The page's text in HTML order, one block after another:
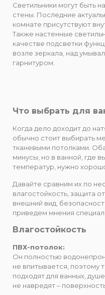
Светильники могут быть
стены. Последние
комнате присутствуют
Также настенные
качестве подсветки
возле зеркала, над
гарнитуром.
Что выбрать для
Когда дело доходит до
обычно стоит выбирать
тканевыми потолками.
минусы, но в ванной, где
температур, нужно
Давайте сравним их по
влагостойкость, защита
внешний вид,
приведем мнения
Влагостойкость
ПВХ-потолок:
Он полностью
не впитывается, поэтому
подходят для ванных,
не навредят –